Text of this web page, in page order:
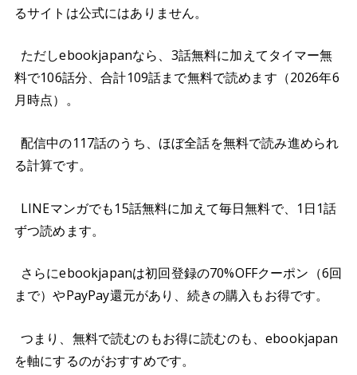
るサイトは公式にはありません。
ただしebookjapanなら、3話無料に加えてタイマー無
料で106話分、合計109話まで無料で読めます（2026年6
月時点）。
配信中の117話のうち、ほぼ全話を無料で読み進められ
る計算です。
LINEマンガでも15話無料に加えて毎日無料で、1日1話
ずつ読めます。
さらにebookjapanは初回登録の70%OFFクーポン（6回
まで）やPayPay還元があり、続きの購入もお得です。
つまり、無料で読むのもお得に読むのも、ebookjapan
を軸にするのがおすすめです。